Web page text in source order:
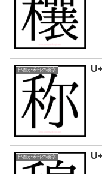
部首が禾部の漢字
部首が禾部の漢字